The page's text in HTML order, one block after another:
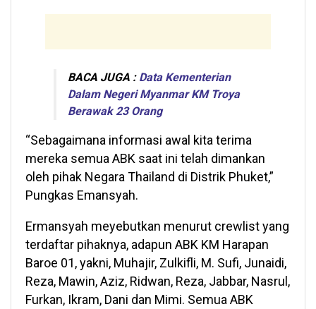
BACA JUGA : Data Kementerian
Dalam Negeri Myanmar KM Troya
Berawak 23 Orang
“Sebagaimana informasi awal kita terima
mereka semua ABK saat ini telah dimankan
oleh pihak Negara Thailand di Distrik Phuket,”
Pungkas Emansyah.
Ermansyah meyebutkan menurut crewlist yang
terdaftar pihaknya, adapun ABK KM Harapan
Baroe 01, yakni, Muhajir, Zulkifli, M. Sufi, Junaidi,
Reza, Mawin, Aziz, Ridwan, Reza, Jabbar, Nasrul,
Furkan, Ikram, Dani dan Mimi. Semua ABK